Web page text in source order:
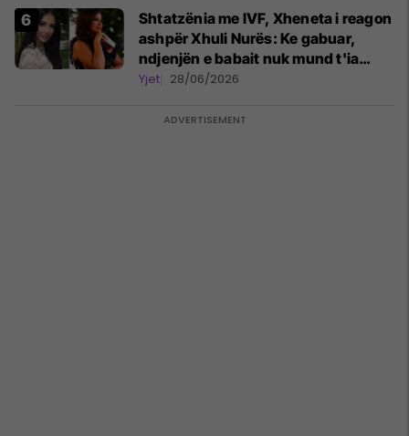
Shtatzënia me IVF, Xheneta i reagon
ashpër Xhuli Nurës: Ke gabuar,
ndjenjën e babait nuk mund t'ia
plotësosh kurrë
Yjet 28/06/2026